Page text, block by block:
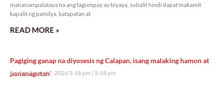
mananampalataya na ang tagumpay ay biyaya, subalit hindi dapat makamit
kapalit ng pamilya, katapatan at
READ MORE »
Pagiging ganap na diyosesis ng Calapan, isang malaking hamon at
pananagutan
Friday, August 7, 2026 5:18 pm 5:18 pm